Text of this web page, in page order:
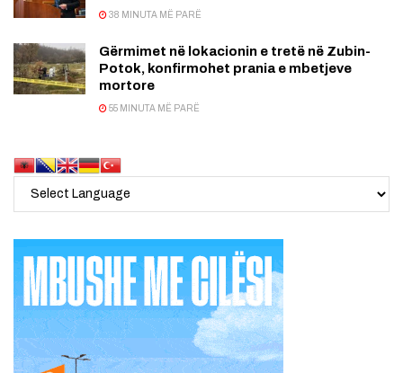
38 MINUTA MË PARË
Gërmimet në lokacionin e tretë në Zubin-
Potok, konfirmohet prania e mbetjeve
mortore
55 MINUTA MË PARË